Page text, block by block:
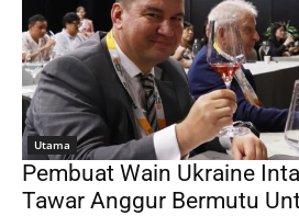
Utama
Pembuat Wain Ukraine
Tawar Anggur Bermutu